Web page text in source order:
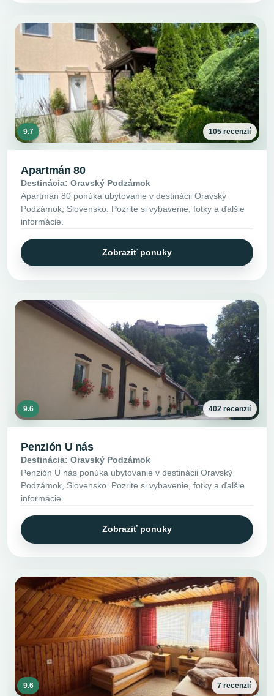
9.7 105 recenzií
Apartmán 80
Destinácia: Oravský Podzámok
Apartmán 80 ponúka ubytovanie v destinácii Oravský
Podzámok, Slovensko. Pozrite si vybavenie, fotky a ďalšie
informácie.
Zobraziť ponuky
9.6 402 recenzií
Penzión U nás
Destinácia: Oravský Podzámok
Penzión U nás ponúka ubytovanie v destinácii Oravský
Podzámok, Slovensko. Pozrite si vybavenie, fotky a ďalšie
informácie.
Zobraziť ponuky
9.6 7 recenzií